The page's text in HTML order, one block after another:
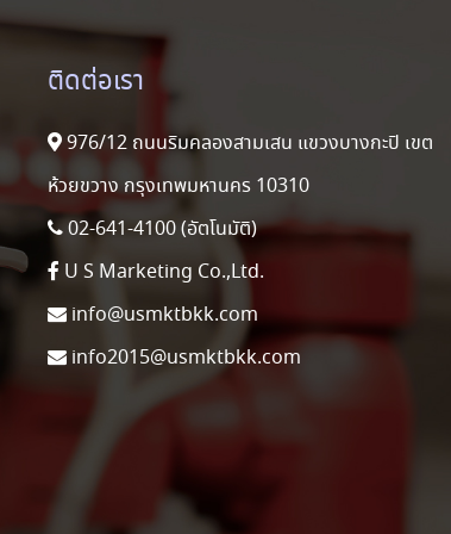
ติดต่อเรา
976/12 ถนนริมคลองสามเสน แขวงบางกะปิ เขต
ห้วยขวาง กรุงเทพมหานคร 10310
02-641-4100 (อัตโนมัติ)
U S Marketing Co.,Ltd.
info@usmktbkk.com
info2015@usmktbkk.com